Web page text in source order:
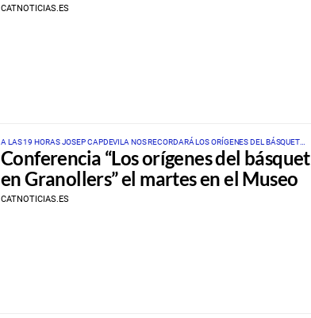
CATNOTICIAS.ES
A LAS 19 HORAS JOSEP CAPDEVILA NOS RECORDARÁ LOS ORÍGENES DEL BÁSQUET
LOCAL: DE 1.932 A 1.974
Conferencia “Los orígenes del básquet
en Granollers” el martes en el Museo
CATNOTICIAS.ES